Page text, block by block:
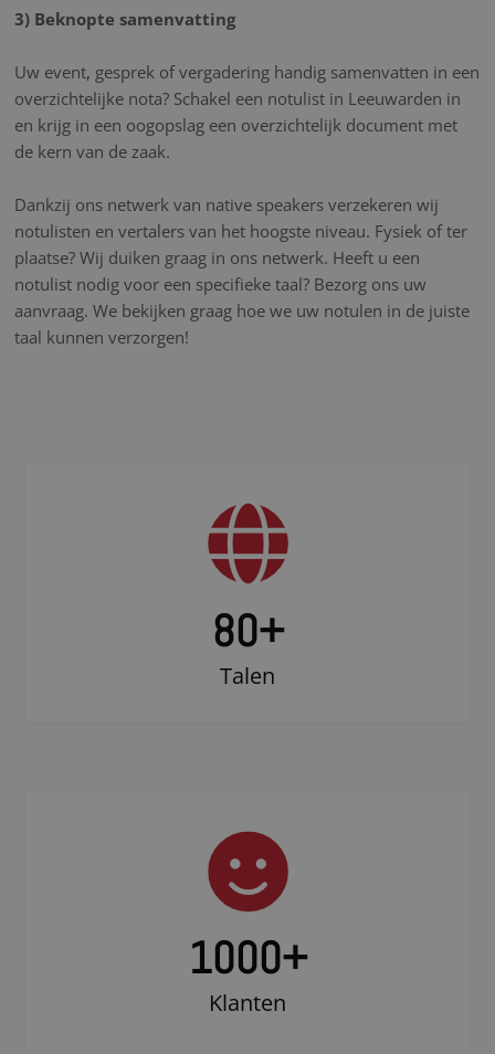
3) Beknopte samenvatting
Uw event, gesprek of vergadering handig samenvatten in een
overzichtelijke nota? Schakel een notulist in Leeuwarden in
en krijg in een oogopslag een overzichtelijk document met
de kern van de zaak.
Dankzij ons netwerk van native speakers verzekeren wij
notulisten en vertalers van het hoogste niveau. Fysiek of ter
plaatse? Wij duiken graag in ons netwerk. Heeft u een
notulist nodig voor een specifieke taal? Bezorg ons uw
aanvraag. We bekijken graag hoe we uw notulen in de juiste
taal kunnen verzorgen!
80+
Talen
1000+
Klanten